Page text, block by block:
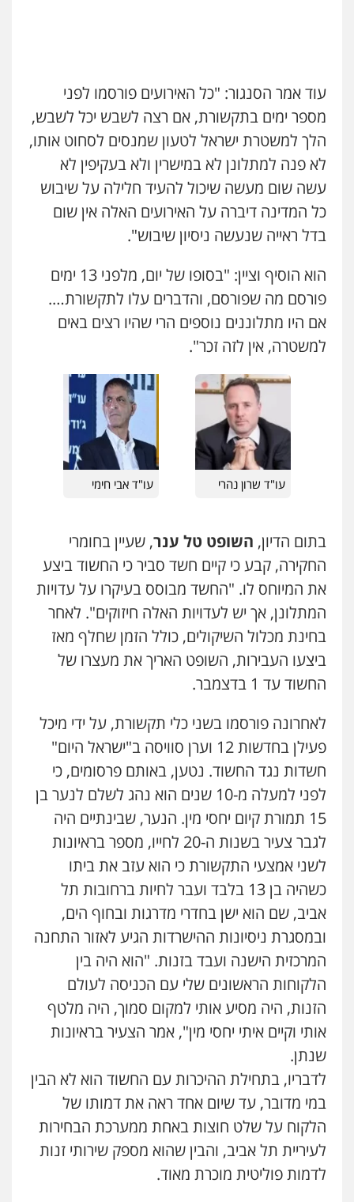
0544723840
עו"ד ראוף נג'אר
פלילי עורכי דין לענייני אסירים מעצרים
0548009246
עו"ד אלון ארז
פלילי צבאי סמים אלימות במשפחה
לבן
שחר לדובסקי, עו"ד
פלילי מעצרים וחקירות עבירות המתה עורכי
דין לענייני אסירים
0507913332
עו"ד איהאב ג'לג'ולי
פלילי עורכי דין לענייני
אסירים
0505216700
עו"ד שלומי שרון
עו"ד אלון קריטי
פלילי כלכלי אלימות סמים מעצרים
0525544654
מנשה, אלמוג – עורכי דין
פלילי עבירות תנועה
עורכי דין לענייני אסירים
0546470989
עו"ד זוהר ארבל
פלילי פשיעה חמורה מעצרים וחקירות
0538788878
עו"ד אסף דוק
פלילי עבירות מין סמים והימורים פשיעה
חמורה חקירות ומעצרים צווארון לבן והונאה
0526885006
עוד אמר הסנגור: "כל האירועים פורסמו לפני
מספר ימים בתקשורת, אם רצה לשבש יכל לשבש,
הלך למשטרת ישראל לטעון שמנסים לסחוט אותו,
לא פנה למתלונן לא במישרין ולא בעקיפין לא
עשה שום מעשה שיכול להעיד חלילה על שיבוש
כל המדינה דיברה על האירועים האלה אין שום
בדל ראייה שנעשה ניסיון שיבוש".
הוא הוסיף וציין: "בסופו של יום, מלפני 13 ימים
פורסם מה שפורסם, והדברים עלו לתקשורת….
אם היו מתלוננים נוספים הרי שהיו רצים באים
למשטרה, אין לזה זכר".
עו"ד שרון נהרי עו"ד אבי חימי
בתום הדיון, השופט טל ענר, שעיין בחומרי
החקירה, קבע כי קיים חשד סביר כי החשוד ביצע
את המיוחס לו. "החשד מבוסס בעיקרו על עדויות
המתלונן, אך יש לעדויות האלה חיזוקים". לאחר
בחינת מכלול השיקולים, כולל הזמן שחלף מאז
ביצעו העבירות, השופט האריך את מעצרו של
החשוד עד 1 בדצמבר.
לאחרונה פורסמו בשני כלי תקשורת, על ידי מיכל
פעילן בחדשות 12 וערן סוויסה ב"ישראל היום"
חשדות נגד החשוד. נטען, באותם פרסומים, כי
לפני למעלה מ-10 שנים הוא נהג לשלם לנער בן
15 תמורת קיום יחסי מין. הנער, שבינתיים היה
לגבר צעיר בשנות ה-20 לחייו, מספר בראיונות
לשני אמצעי התקשורת כי הוא עזב את ביתו
כשהיה בן 13 בלבד ועבר לחיות ברחובות תל
אביב, שם הוא ישן בחדרי מדרגות ובחוף הים,
ובמסגרת ניסיונות ההישרדות הגיע לאזור התחנה
המרכזית הישנה ועבד בזנות. "הוא היה בין
הלקוחות הראשונים שלי עם הכניסה לעולם
הזנות, היה מסיע אותי למקום סמוך, היה מלטף
אותי וקיים איתי יחסי מין", אמר הצעיר בראיונות
שנתן.
לדבריו, בתחילת ההיכרות עם החשוד הוא לא הבין
במי מדובר, עד שיום אחד ראה את דמותו של
הלקוח על שלט חוצות באחת ממערכת הבחירות
לעיריית תל אביב, והבין שהוא מספק שירותי זנות
לדמות פוליטית מוכרת מאוד.
עו"ד דותן דניאלי
פלילי פשיעה חמורה צווארון לבן פשיעה
עורכי דין לענייני אסירים
0542442982